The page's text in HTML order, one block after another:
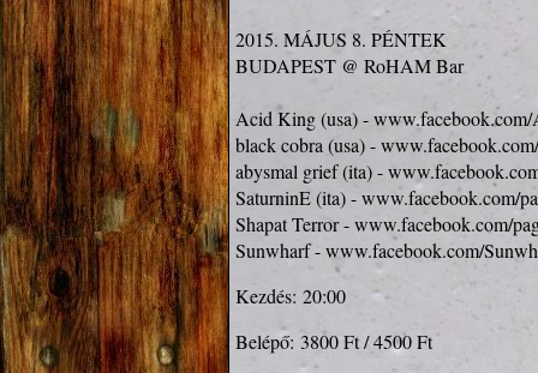
2015. MÁJUS 8. PÉNTEK
BUDAPEST @ RoHAM Bar
Acid King (usa) -
black cobra (usa) -
abysmal grief (ita) -
SaturninE (ita) - www.facebook.com/
Shapat Terror - www.facebook.com/
Sunwharf - www.facebook.com/
Kezdés: 20:00
Belépő: 3800 Ft / 4500 Ft